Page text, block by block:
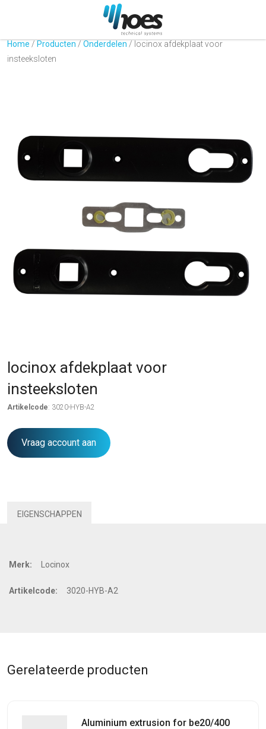
Home / Producten / Onderdelen / locinox afdekplaat voor
insteeksloten
locinox afdekplaat voor
insteeksloten
Artikelcode: 3020-HYB-A2
Vraag account aan
EIGENSCHAPPEN
Merk: Locinox
Artikelcode: 3020-HYB-A2
Gerelateerde producten
Aluminium extrusion for be20/400